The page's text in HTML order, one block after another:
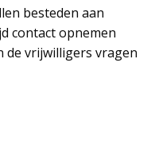
besteden aan
contact opnemen
de vrijwilligers vragen